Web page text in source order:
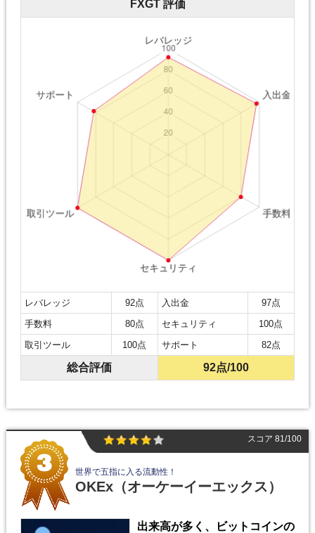
FXGT 評価
レバレッジ 92点 入出金
97点
手数料
80点 セキュリティ
100点
取引ツール
100点 サポート 82点
総合評価 92点/100
スコア 81/100
世界で五指に入る流動性！
OKEx（オーケーイーエックス）
出来高が多く、ビットコインの